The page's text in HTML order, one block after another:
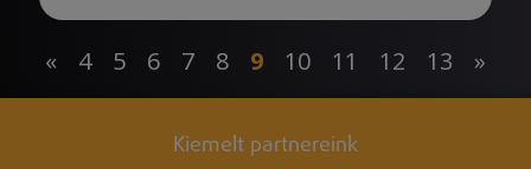
« 4 5 6 7 8 9 10 11 12 13 »
Kiemelt partnereink